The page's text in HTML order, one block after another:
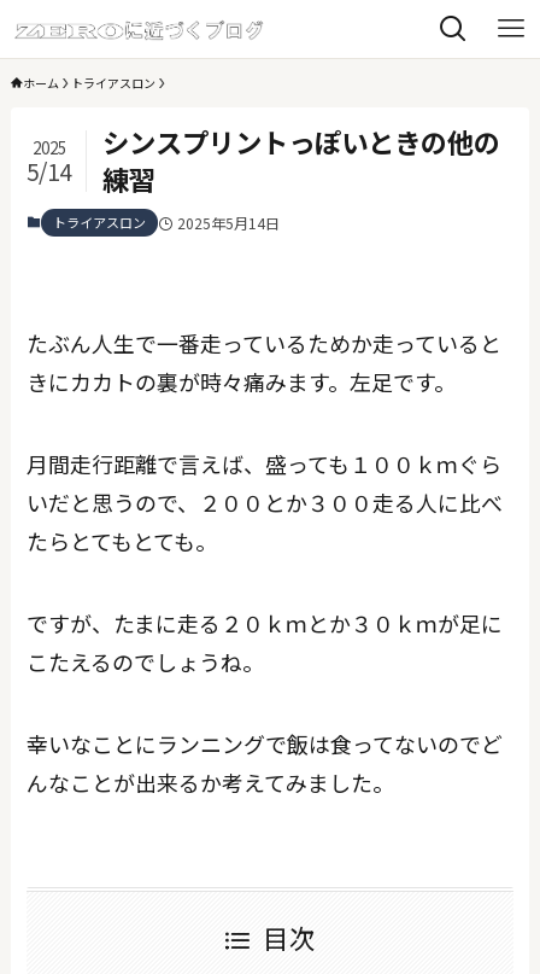
ホーム トライアスロン
シンスプリントっぽいときの他の
練習
2025
5/14
トライアスロン 2025年5月14日
たぶん人生で一番走っているためか走っていると
きにカカトの裏が時々痛みます。左足です。
月間走行距離で言えば、盛っても１００ｋｍぐら
いだと思うので、２００とか３００走る人に比べ
たらとてもとても。
ですが、たまに走る２０ｋｍとか３０ｋｍが足に
こたえるのでしょうね。
幸いなことにランニングで飯は食ってないのでど
んなことが出来るか考えてみました。
目次